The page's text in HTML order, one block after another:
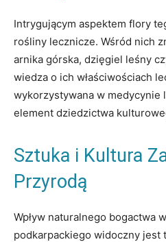
Intrygującym aspektem flory
rośliny lecznicze. Wśród nich
arnika górska, dzięgiel leśny
wiedza o ich właściwościach
wykorzystywana w medycynie
element dziedzictwa
Sztuka i Kultura
Przyrodą
Wpływ naturalnego bogactwa
podkarpackiego widoczny jest